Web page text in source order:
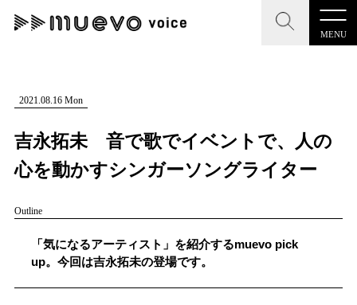
MENU
CLOSE
記事を検索する
人気ワード
#男性SSW #ポップス #女性SSW
CLOSE
"読者の声を形にする”音楽特化メディア
MENU
記事一覧
2021.08.16 Mon
吉永拓未 音で歌でイベントで、人の
心を動かすシンガーソングライター
Outline
「気になるアーティスト」を紹介するmuevo pick
up。今回は吉永拓未の登場です。